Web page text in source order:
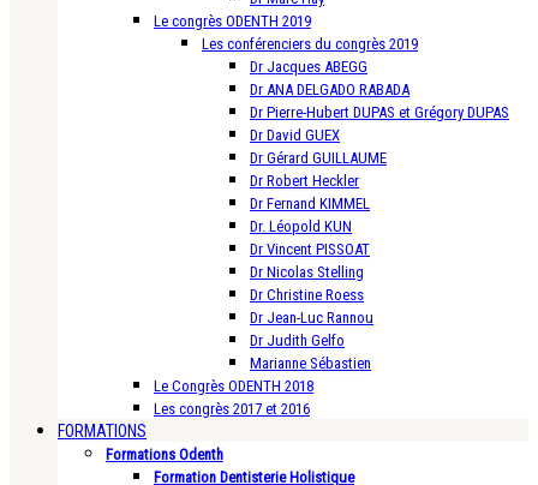
Le congrès ODENTH 2019
Les conférenciers du congrès 2019
Dr Jacques ABEGG
Dr ANA DELGADO RABADA
Dr Pierre-Hubert DUPAS et Grégory DUPAS
Dr David GUEX
Dr Gérard GUILLAUME
Dr Robert Heckler
Dr Fernand KIMMEL
Dr. Léopold KUN
Dr Vincent PISSOAT
Dr Nicolas Stelling
Dr Christine Roess
Dr Jean-Luc Rannou
Dr Judith Gelfo
Marianne Sébastien
Le Congrès ODENTH 2018
Les congrès 2017 et 2016
FORMATIONS
Formations Odenth
Formation Dentisterie Holistique